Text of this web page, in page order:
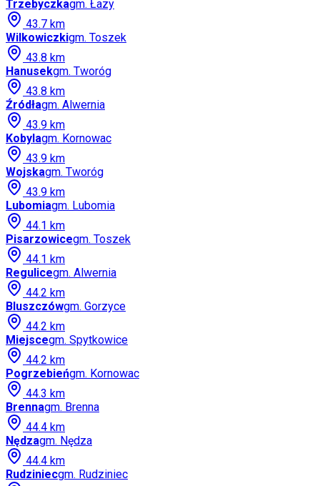
Trzebyczkagm. Łazy
43.7 km
Wilkowiczkigm. Toszek
43.8 km
Hanusekgm. Tworóg
43.8 km
Źródłagm. Alwernia
43.9 km
Kobylagm. Kornowac
43.9 km
Wojskagm. Tworóg
43.9 km
Lubomiagm. Lubomia
44.1 km
Pisarzowicegm. Toszek
44.1 km
Regulicegm. Alwernia
44.2 km
Bluszczówgm. Gorzyce
44.2 km
Miejscegm. Spytkowice
44.2 km
Pogrzebieńgm. Kornowac
44.3 km
Brennagm. Brenna
44.4 km
Nędzagm. Nędza
44.4 km
Rudziniecgm. Rudziniec